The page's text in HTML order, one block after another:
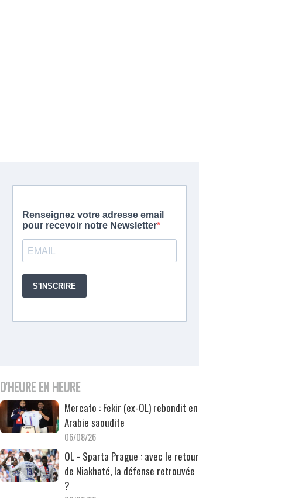
D'HEURE EN HEURE
Mercato : Fekir (ex-OL) rebondit en
Arabie saoudite
06/08/26
OL - Sparta Prague : avec le retour
de Niakhaté, la défense retrouvée
?